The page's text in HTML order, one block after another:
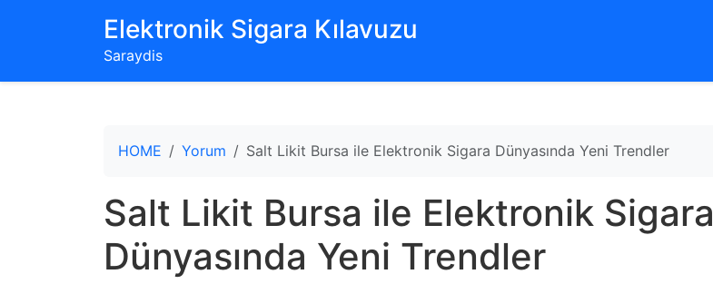
‌Elektronik Sigara Kılavuzu‌
Saraydis
HOME Yorum Salt Likit Bursa ile Elektronik Sigara Dünyasında Yeni Trendler
Salt Likit Bursa ile Elektronik Sigara
Dünyasında Yeni Trendler